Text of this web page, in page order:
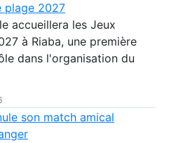
plage 2027
accueillera les Jeux
à Riaba, une première
dans l'organisation du
son match amical